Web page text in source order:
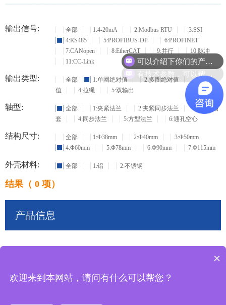
输出信号: 全部 1:4-20mA 2:Modbus RTU
3:SSI
4:RS485
5:PROFIBUS-DP
6:PROFINET
7:CANopen
8:EtherCAT 9:并行
10:脉冲
11:CC-Link
输出类型: 全部 1:单圈绝对值 2:多圈绝对值
3:增量
值
4:拉绳 5:双输出
轴型: 全部 1:夹紧法兰 2:夹紧同步法兰
3:盲孔轴
套
4:同步法兰 5:方型法兰 6:通孔空心
结构尺寸: 全部 1:Φ38mm 2:Φ40mm
3:Φ50mm
4:Φ60mm
5:Φ78mm 6:Φ90mm 7:Φ115mm
外壳材料: 全部 1:铝 2:不锈钢
结果（ 0 项）
产品信息
可以介绍下你们的产品么？
有技术参数，可以帮忙选型吗？
×
欢迎来到本网站，请问有什么可以帮您？